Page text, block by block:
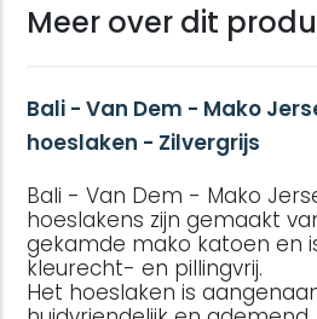
Meer over dit
Bali - Van Dem - Mako
hoeslaken - Zilvergrijs
Bali - Van Dem - Mako
hoeslakens zijn gemaakt
gekamde mako katoen en
kleurecht- en pillingvrij.
Het hoeslaken is